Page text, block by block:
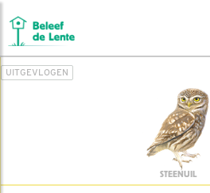
UITGEVLOGEN
STEENUIL